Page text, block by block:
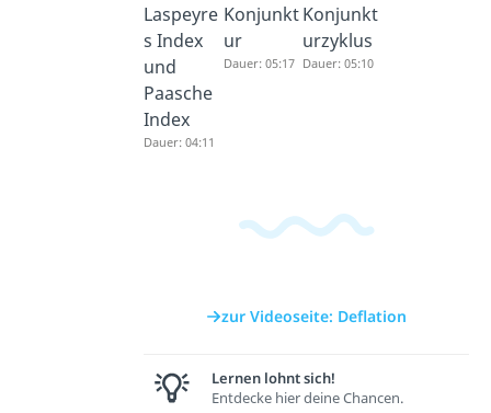
Laspeyre
s Index
und
Paasche
Index
Dauer: 04:11
Konjunkt
ur
Dauer: 05:17
Konjunkt
urzyklus
Dauer: 05:10
zur Videoseite: Deflation
Lernen lohnt sich!
Entdecke hier deine Chancen.